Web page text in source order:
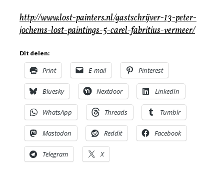
http://www.lost-painters.nl/gastschrijver-13-peter-
jochems-lost-paintings-5-carel-fabritius-vermeer/
Dit delen:
Print E-mail Pinterest
Bluesky Nextdoor LinkedIn
WhatsApp Threads Tumblr
Mastodon Reddit Facebook
Telegram X